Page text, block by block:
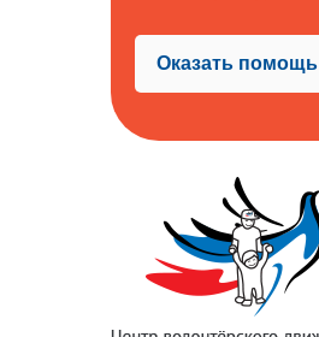
Оказать помощь